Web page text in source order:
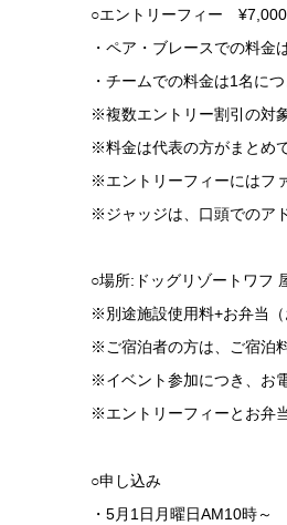
○エントリーフィー ¥7,000
・ペア・ブレースでの料金
・チームでの料金は1名に
※複数エントリー割引の対
※料金は代表の方がまとめ
※エントリーフィーにはフ
※ジャッジは、口頭でのア
○場所:ドッグリゾートワフ
※別途施設使用料+お弁当（
※ご宿泊者の方は、ご宿泊
※イベント参加につき、お
※エントリーフィーとお弁
○申し込み
・5月1日月曜日AM10時～